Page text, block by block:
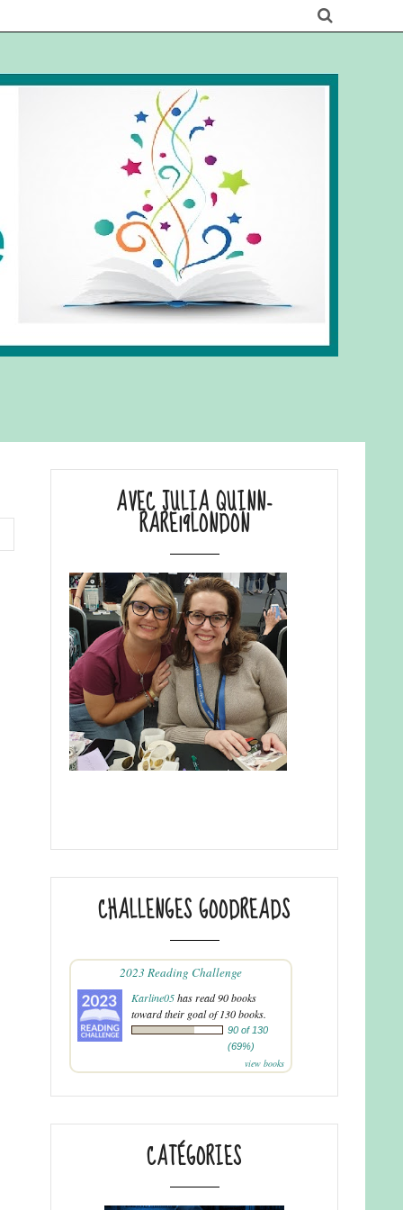
AVEC JULIA QUINN-
RARE19LONDON
CHALLENGES GOODREADS
2023 Reading Challenge
Karline05has read 90 books
toward their goal of 130 books.
90 of 130
(69%)
view books
CATÉGORIES